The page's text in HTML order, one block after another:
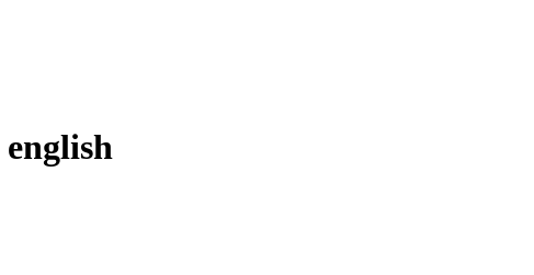
english